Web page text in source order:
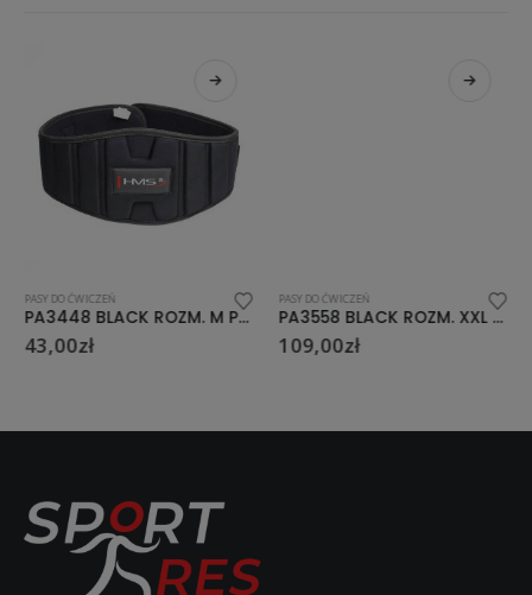
PASY DO ĆWICZEŃ
PA3448 BLACK ROZM. M PAS DO ĆWICZEŃ SIŁOWYCH HMS
43,00zł
PASY DO ĆWICZEŃ
PA3558 BLACK ROZM. XXL PAS DO ĆWICZEŃ SIŁOWYCH HMS PREMIUM
109,00zł